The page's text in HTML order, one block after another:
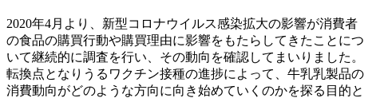
2020年4月より、新型コロナウイルス感染拡大の影響が消費者
の食品の購買行動や購買理由に影響をもたらしてきたことにつ
いて継続的に調査を行い、その動向を確認してまいりました。
転換点となりうるワクチン接種の進捗によって、牛乳乳製品の
消費動向がどのような方向に向き始めていくのかを探る目的と